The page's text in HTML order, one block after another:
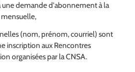
une demande d'abonnement à la
(nom, prénom, courriel) sont
inscription aux Rencontres
organisées par la CNSA.